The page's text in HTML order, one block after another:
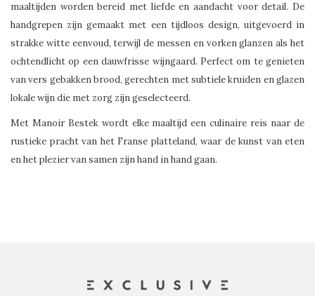
maaltijden worden bereid met liefde en aandacht voor detail. De
handgrepen zijn gemaakt met een tijdloos design, uitgevoerd in
strakke witte eenvoud, terwijl de messen en vorken glanzen als het
ochtendlicht op een dauwfrisse wijngaard. Perfect om te genieten
van vers gebakken brood, gerechten met subtiele kruiden en glazen
lokale wijn die met zorg zijn geselecteerd.
Met Manoir Bestek wordt elke maaltijd een culinaire reis naar de
rustieke pracht van het Franse platteland, waar de kunst van eten
en het plezier van samen zijn hand in hand gaan.